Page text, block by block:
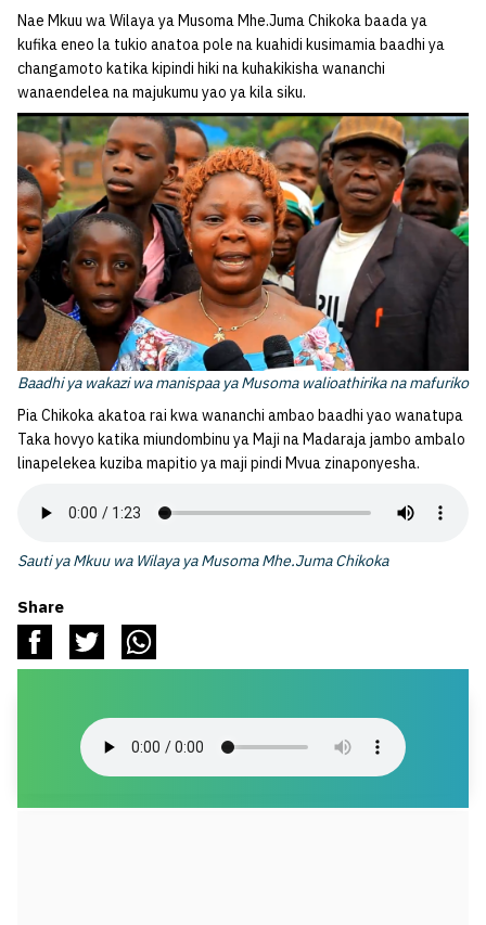
Nae Mkuu wa Wilaya ya Musoma Mhe.Juma Chikoka baada ya
kufika eneo la tukio anatoa pole na kuahidi kusimamia baadhi ya
changamoto katika kipindi hiki na kuhakikisha wananchi
wanaendelea na majukumu yao ya kila siku.
Baadhi ya wakazi wa manispaa ya Musoma walioathirika na mafuriko
Pia Chikoka akatoa rai kwa wananchi ambao baadhi yao wanatupa
Taka hovyo katika miundombinu ya Maji na Madaraja jambo ambalo
linapelekea kuziba mapitio ya maji pindi Mvua zinaponyesha.
Sauti ya Mkuu wa Wilaya ya Musoma Mhe.Juma Chikoka
Share